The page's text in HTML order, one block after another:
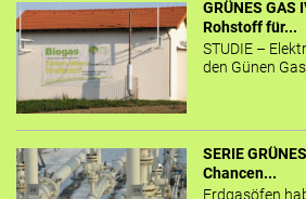
GRÜNES GAS
Rohstoff für...
STUDIE –
den Günen
SERIE
Chancen...
Erdgasöfen